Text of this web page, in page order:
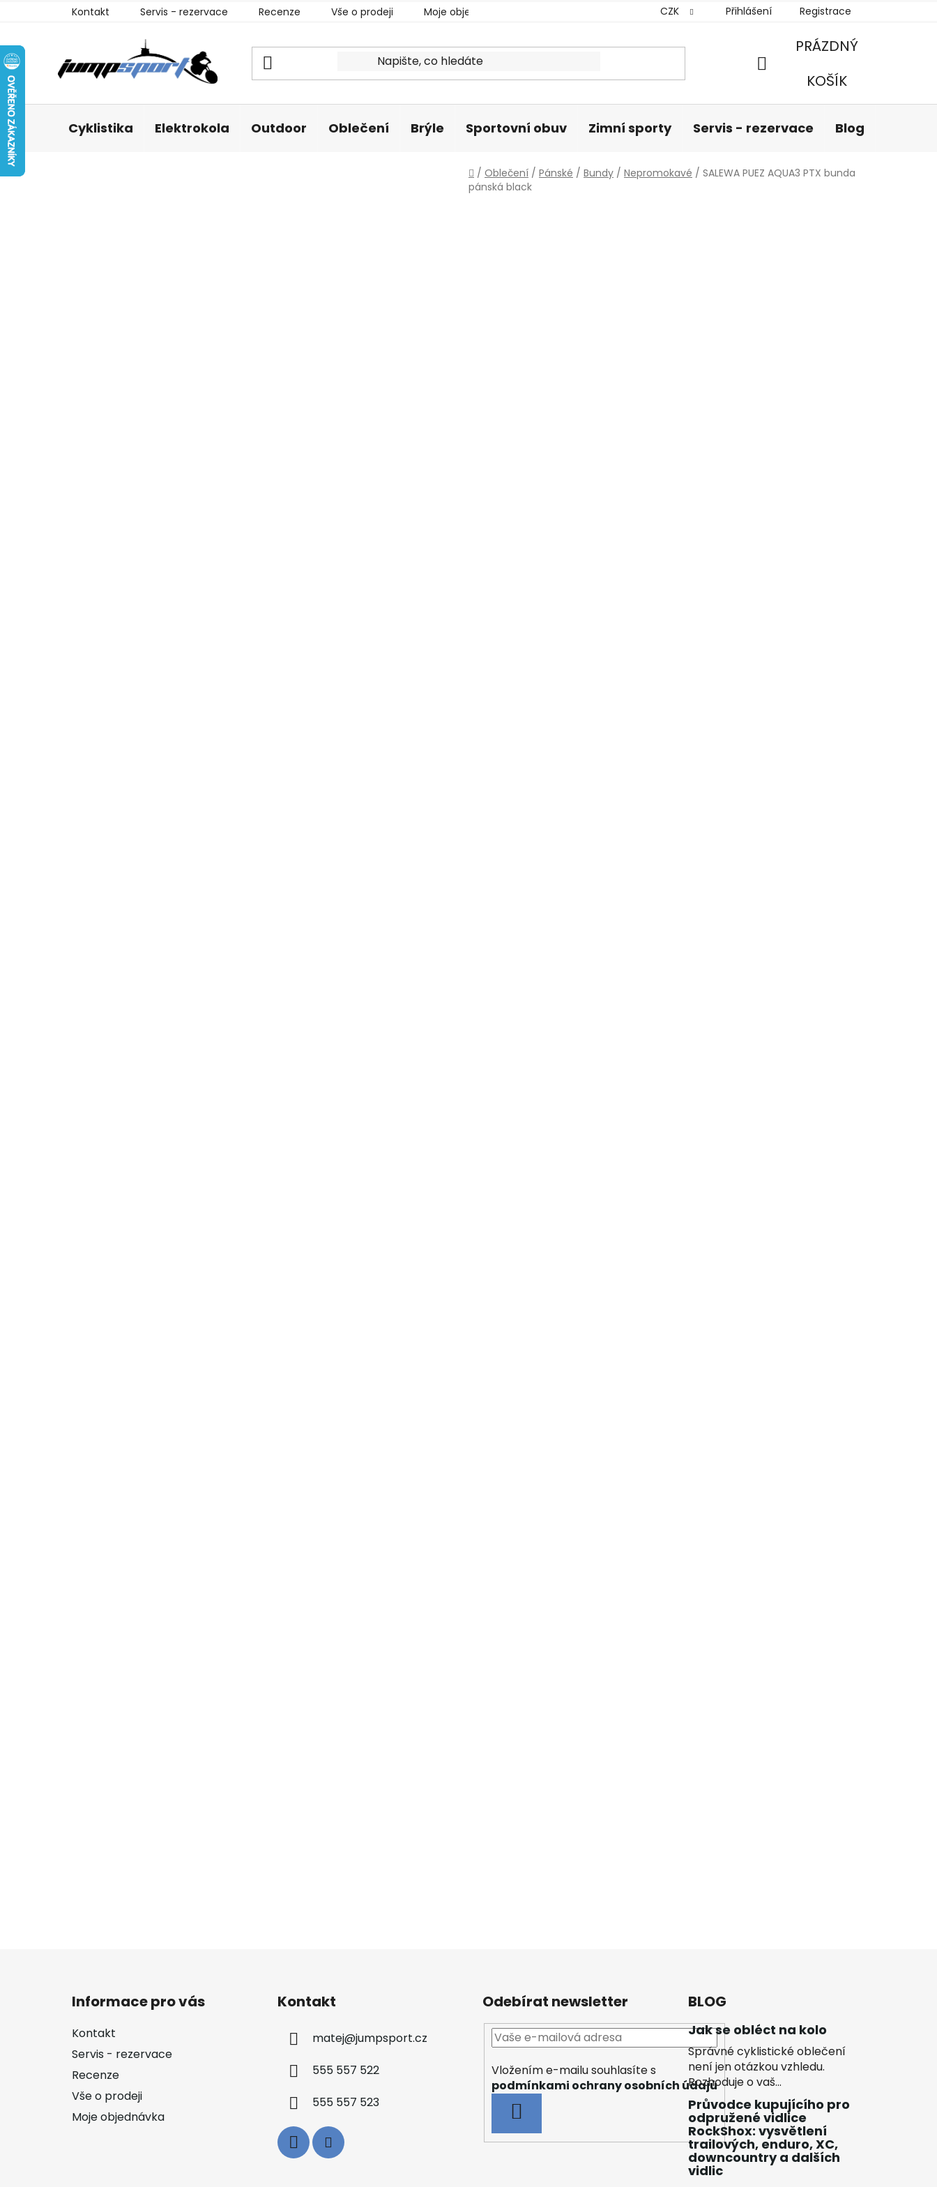
Kontakt Servis - rezervace Recenze Vše o prodeji Moje objednávka CZK Přihlášení Registrace
NÁKUPNÍ
PRÁZDNÝ
KOŠÍK
Cyklistika Elektrokola Outdoor Oblečení Brýle Sportovní obuv Zimní sporty Servis - rezervace Blog
Domů
/ Oblečení / Pánské / Bundy / Nepromokavé / SALEWA PUEZ AQUA3 PTX bunda
pánská black
Informace pro vás
Kontakt
Servis - rezervace
Recenze
Vše o prodeji
Moje objednávka
Kontakt
matej@jumpsport.cz
555 557 522
555 557 523
Odebírat newsletter
Vložením e-mailu souhlasíte s
podmínkami ochrany osobních údajů
SE
BLOG
Jak se obléct na kolo
Správné cyklistické oblečení
není jen otázkou vzhledu.
Rozhoduje o vaš...
Průvodce kupujícího pro
odpružené vidlice
RockShox: vysvětlení
trailových, enduro, XC,
downcountry a dalších
vidlic